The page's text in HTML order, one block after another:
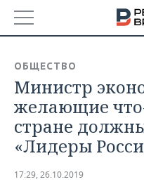
БАШКОРТОСТАН
ТАТАРСТАН
УДМУРТИЯ
НОВОСТИ
АНАЛИТИКА
НОВОСТИ АНАЛИТИКИ
ДЕКЛАРАЦИИ О
ЭКОНОМИКА
НОВОСТИ ЭКОНОМИКИ
ПРОМЫШЛЕННОСТЬ
ОБЩЕСТВО
Министр
желающие
стране
«Лидеры
17:29, 26.10.2019